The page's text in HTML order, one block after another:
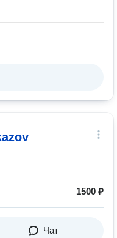
1500 ₽
Чат